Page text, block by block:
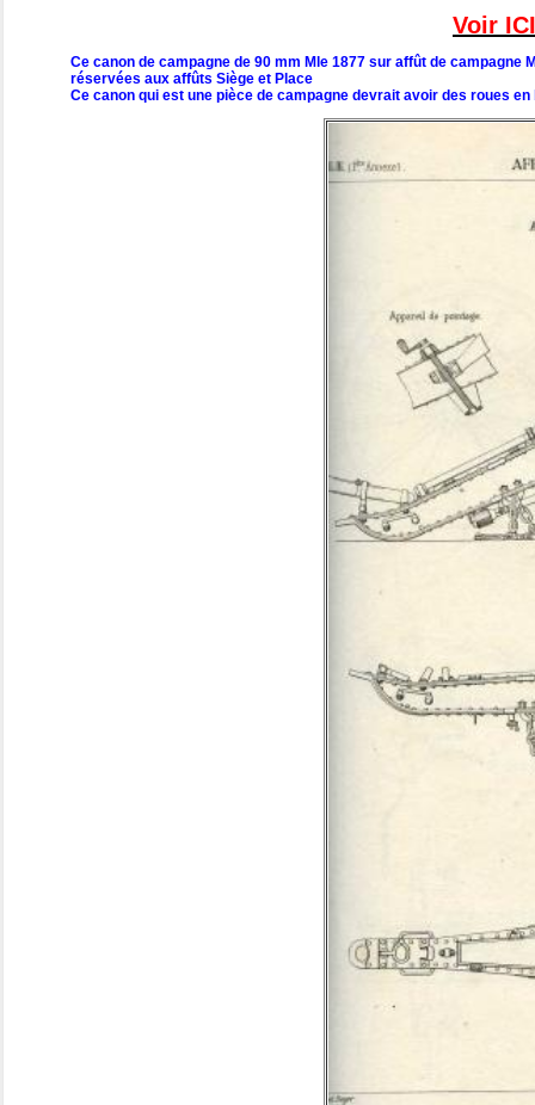
Voir
Ce canon de campagne de 90 mm Mle 1877 sur affût de
réservées aux affûts Siège et Place
Ce canon qui est une pièce de campagne devrait avoir des roues en